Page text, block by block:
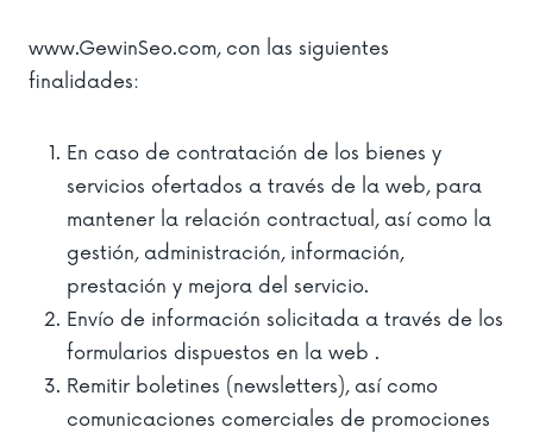
www.GewinSeo.com, con las siguientes
finalidades:
En caso de contratación de los bienes y
servicios ofertados a través de la web, para
mantener la relación contractual, así como la
gestión, administración, información,
prestación y mejora del servicio.
Envío de información solicitada a través de los
formularios dispuestos en la web .
Remitir boletines (newsletters), así como
comunicaciones comerciales de promociones